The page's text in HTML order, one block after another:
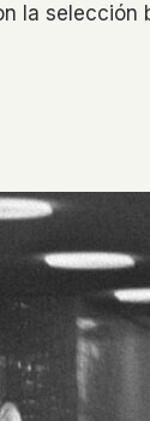
la selección